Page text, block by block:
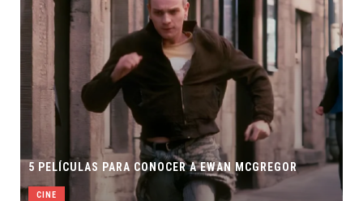
5 PELÍCULAS PARA CONOCER A EWAN MCGREGOR
CINE